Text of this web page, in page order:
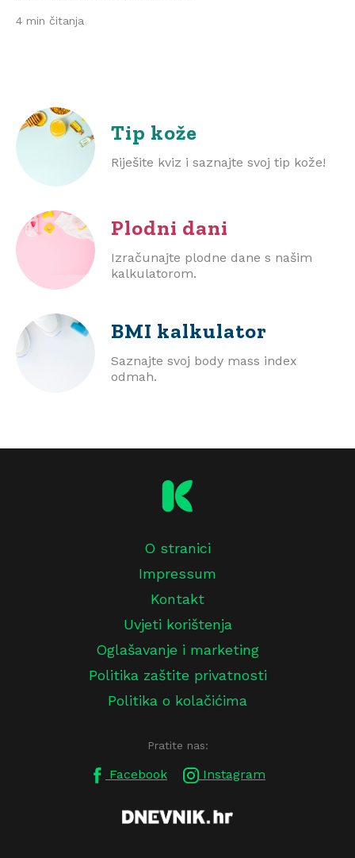
4 min čitanja
Tip kože
Riješite kviz i saznajte svoj tip kože!
Plodni dani
Izračunajte plodne dane s našim
kalkulatorom.
BMI kalkulator
Saznajte svoj body mass index
odmah.
O stranici
Impressum
Kontakt
Uvjeti korištenja
Oglašavanje i marketing
Politika zaštite privatnosti
Politika o kolačićima
Pratite nas:
Facebook Instagram